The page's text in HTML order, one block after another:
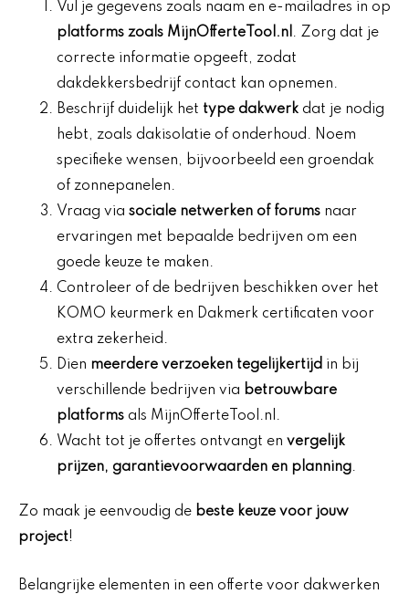
Vul je gegevens zoals naam en e-mailadres in op
platforms zoals MijnOfferteTool.nl. Zorg dat je
correcte informatie opgeeft, zodat
dakdekkersbedrijf contact kan opnemen.
Beschrijf duidelijk het type dakwerk dat je nodig
hebt, zoals dakisolatie of onderhoud. Noem
specifieke wensen, bijvoorbeeld een groendak
of zonnepanelen.
Vraag via sociale netwerken of forums naar
ervaringen met bepaalde bedrijven om een
goede keuze te maken.
Controleer of de bedrijven beschikken over het
KOMO keurmerk en Dakmerk certificaten voor
extra zekerheid.
Dien meerdere verzoeken tegelijkertijd in bij
verschillende bedrijven via betrouwbare
platforms als MijnOfferteTool.nl.
Wacht tot je offertes ontvangt en vergelijk
prijzen, garantievoorwaarden en planning.
Zo maak je eenvoudig de beste keuze voor jouw
project!
Belangrijke elementen in een offerte voor dakwerken